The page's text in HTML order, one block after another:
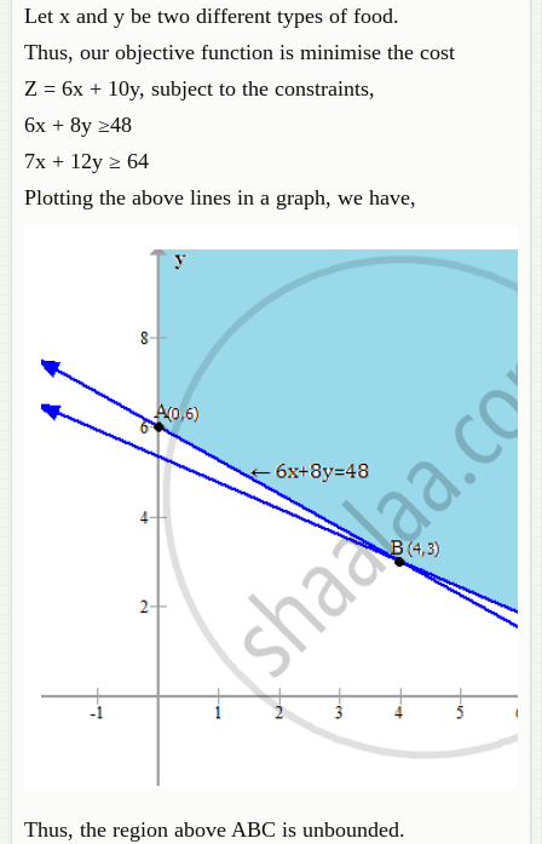
Let x and y be two different types of food.
Thus, our objective function is minimise the cost
Z = 6x + 10y, subject to the constraints,
6x + 8y ≥48
7x + 12y ≥ 64
Plotting the above lines in a graph, we have,
Thus, the region above ABC is unbounded.